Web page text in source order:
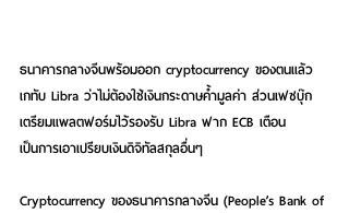
ธนาคารกลางจีนพร้อมออก cryptocurrency ของตนแล้ว
เกทับ Libra ว่าไม่ต้องใช้เงินกระดาษค้ำมูลค่า ส่วนเฟซบุ๊ก
เตรียมแพลตฟอร์มไว้รองรับ Libra ฟาก ECB เตือน
เป็นการเอาเปรียบเงินดิจิทัลสกุลอื่นๆ
Cryptocurrency ของธนาคารกลางจีน (People’s Bank of